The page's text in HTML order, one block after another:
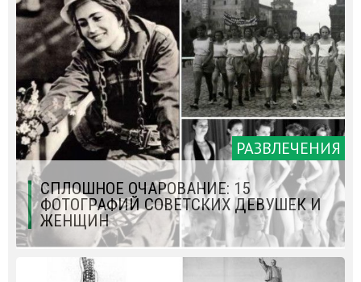
РАЗВЛЕЧЕНИЯ
СПЛОШНОЕ ОЧАРОВАНИЕ: 15
ФОТОГРАФИЙ СОВЕТСКИХ ДЕВУШЕК И
ЖЕНЩИН